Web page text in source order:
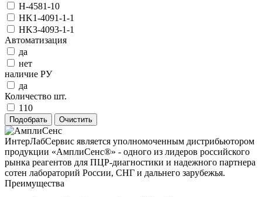
Н-4581-10
НK1-4091-1-1
НK3-4093-1-1
Автоматизация
да
нет
наличие РУ
да
Количество шт.
110
ИнтерЛабСервис является уполномоченным дистрибьютором
продукции «АмплиСенс®» - одного из лидеров российского
рынка реагентов для ПЦР-диагностики и надежного партнера
сотен лабораторий России, СНГ и дальнего зарубежья.
Преимущества